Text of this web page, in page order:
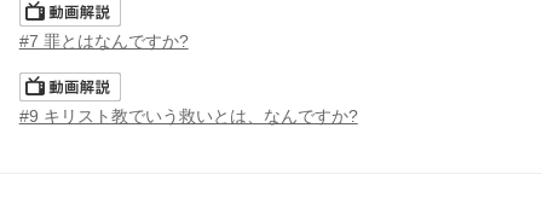
#7 罪とはなんですか?
#9 キリスト教でいう救いとは、なんですか?